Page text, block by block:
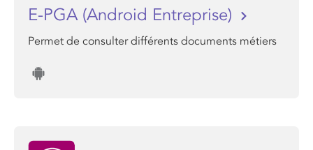
E-PGA (Android Entreprise)
Permet de consulter différents documents métiers